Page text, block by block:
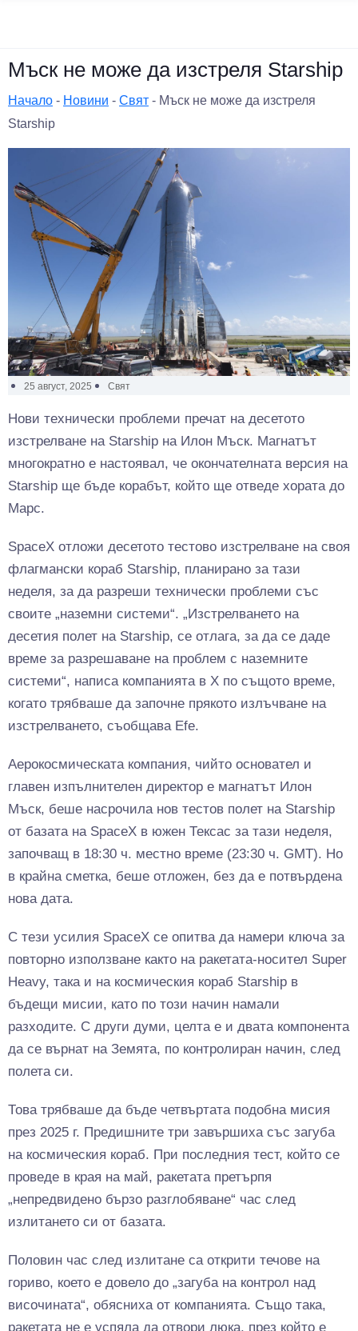
Мъск не може да изстреля Starship
Начало - Новини - Свят - Мъск не може да изстреля
Starship
25 август, 2025 Свят
Нови технически проблеми пречат на десетото
изстрелване на Starship на Илон Мъск. Магнатът
многократно е настоявал, че окончателната версия на
Starship ще бъде корабът, който ще отведе хората до
Марс.
SpaceX отложи десетото тестово изстрелване на своя
флагмански кораб Starship, планирано за тази
неделя, за да разреши технически проблеми със
своите „наземни системи“. „Изстрелването на
десетия полет на Starship, се отлага, за да се даде
време за разрешаване на проблем с наземните
системи“, написа компанията в X по същото време,
когато трябваше да започне прякото излъчване на
изстрелването, съобщава Efe.
Аерокосмическата компания, чийто основател и
главен изпълнителен директор е магнатът Илон
Мъск, беше насрочила нов тестов полет на Starship
от базата на SpaceX в южен Тексас за тази неделя,
започващ в 18:30 ч. местно време (23:30 ч. GMT). Но
в крайна сметка, беше отложен, без да е потвърдена
нова дата.
С тези усилия SpaceX се опитва да намери ключа за
повторно използване както на ракетата-носител Super
Heavy, така и на космическия кораб Starship в
бъдещи мисии, като по този начин намали
разходите. С други думи, целта е и двата компонента
да се върнат на Земята, по контролиран начин, след
полета си.
Това трябваше да бъде четвъртата подобна мисия
през 2025 г. Предишните три завършиха със загуба
на космическия кораб. При последния тест, който се
проведе в края на май, ракетата претърпя
„непредвидено бързо разглобяване“ час след
излитането си от базата.
Половин час след излитане са открити течове на
гориво, което е довело до „загуба на контрол над
височината“, обясниха от компанията. Също така,
ракетата не е успяла да отвори люка, през който е